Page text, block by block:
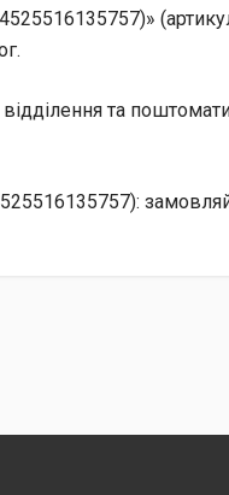
та